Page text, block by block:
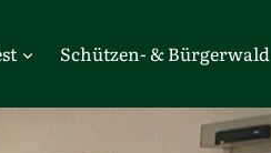
Schützen- & Bürgerwald